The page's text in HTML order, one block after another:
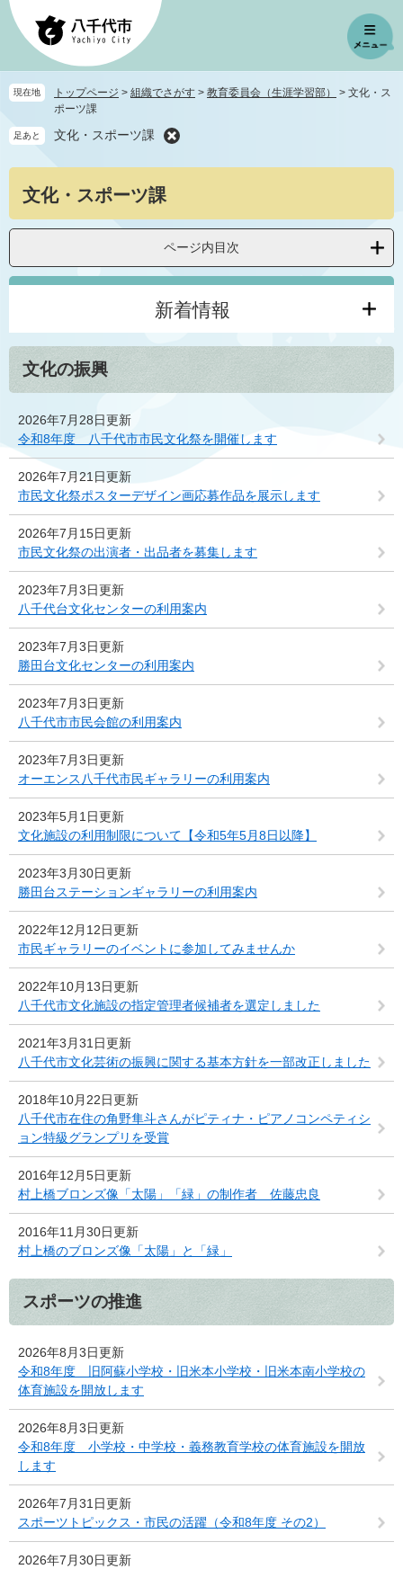
ペ
先
頭
す
メ
を
飛
し
へ
現在地 トップページ > 組織でさがす > 教育委員会（生涯学習部） > 文化・ス
ポーツ課
足あと 文化・スポーツ課
文化・スポーツ課
ページ内目次
新着情報
文化の振興
2026年7月28日更新
令和8年度 八千代市市民文化祭を開催します
2026年7月21日更新
市民文化祭ポスターデザイン画応募作品を展示します
2026年7月15日更新
市民文化祭の出演者・出品者を募集します
2023年7月3日更新
八千代台文化センターの利用案内
2023年7月3日更新
勝田台文化センターの利用案内
2023年7月3日更新
八千代市市民会館の利用案内
2023年7月3日更新
オーエンス八千代市民ギャラリーの利用案内
2023年5月1日更新
文化施設の利用制限について【令和5年5月8日以降】
2023年3月30日更新
勝田台ステーションギャラリーの利用案内
2022年12月12日更新
市民ギャラリーのイベントに参加してみませんか
2022年10月13日更新
八千代市文化施設の指定管理者候補者を選定しました
2021年3月31日更新
八千代市文化芸術の振興に関する基本方針を一部改正しました
2018年10月22日更新
八千代市在住の角野隼斗さんがピティナ・ピアノコンペティシ
ョン特級グランプリを受賞
2016年12月5日更新
村上橋ブロンズ像「太陽」「緑」の制作者 佐藤忠良
2016年11月30日更新
村上橋のブロンズ像「太陽」と「緑」
スポーツの推進
2026年8月3日更新
令和8年度 旧阿蘇小学校・旧米本小学校・旧米本南小学校の
体育施設を開放します
2026年8月3日更新
令和8年度 小学校・中学校・義務教育学校の体育施設を開放
します
2026年7月31日更新
スポーツトピックス・市民の活躍（令和8年度 その2）
2026年7月30日更新